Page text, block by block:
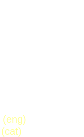
(eng)
(cat)